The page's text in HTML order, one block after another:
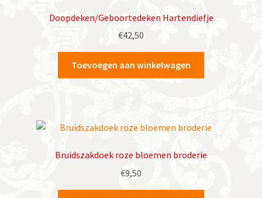
Doopdeken/Geboortedeken Hartendiefje
€42,50
Toevoegen aan winkelwagen
Bruidszakdoek roze bloemen broderie
€9,50